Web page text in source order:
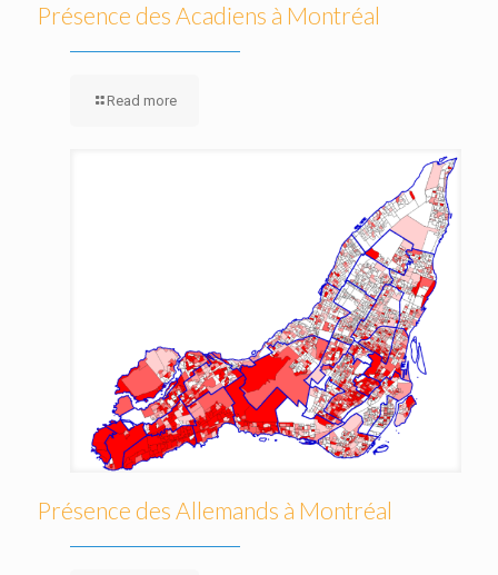
Présence des Acadiens à Montréal
Read more
Présence des Allemands à Montréal